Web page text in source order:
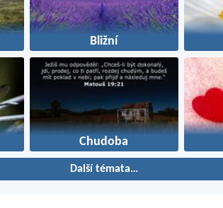
Bližní
Chudoba
Další témata…